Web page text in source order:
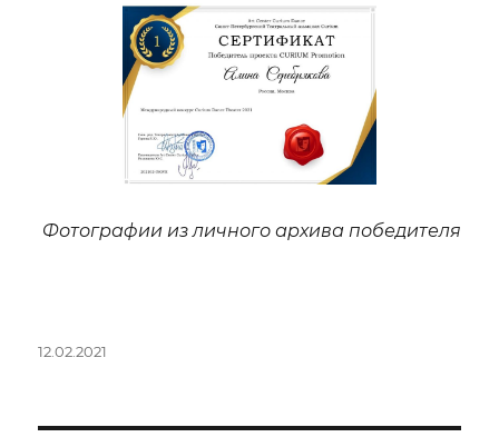
Фотографии из личного архива победителя
Опубликовано
12.02.2021